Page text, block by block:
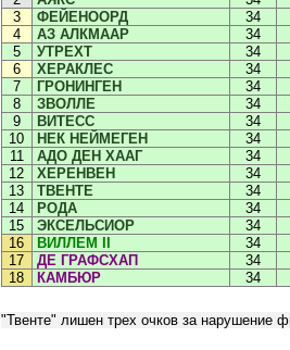
3
ФЕЙЕНООРД
34
4
АЗ АЛКМААР
34
5
УТРЕХТ
34
6
ХЕРАКЛЕС
34
7
ГРОНИНГЕН
34
8
ЗВОЛЛЕ
34
9
ВИТЕСС
34
10
НЕК НЕЙМЕГЕН
34
11
АДО ДЕН ХААГ
34
12
ХЕРЕНВЕН
34
13
ТВЕНТЕ
34
14
РОДА
34
15
ЭКСЕЛЬСИОР
34
16
ВИЛЛЕМ II
34
17
ДЕ ГРАФСХАП
34
18
КАМБЮР 34
"Твенте" лишен трех очков за нарушение